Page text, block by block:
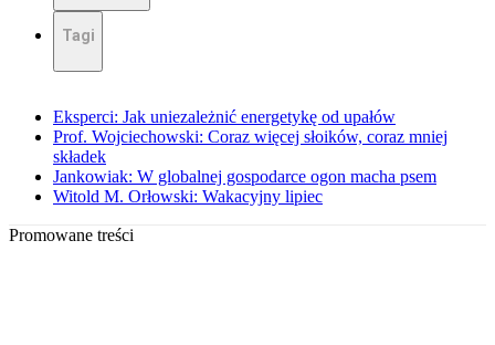
Tagi
Eksperci: Jak uniezależnić energetykę od upałów
Prof. Wojciechowski: Coraz więcej słoików, coraz mniej
składek
Jankowiak: W globalnej gospodarce ogon macha psem
Witold M. Orłowski: Wakacyjny lipiec
Promowane treści